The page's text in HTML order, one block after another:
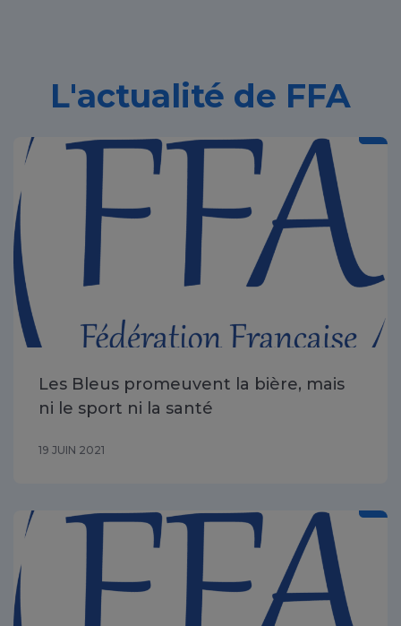
L'actualité de FFA
Les Bleus promeuvent la bière, mais
ni le sport ni la santé
19 JUIN 2021